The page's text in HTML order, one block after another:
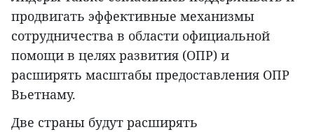
продвигать эффективные механизмы
сотрудничества в области официальной
помощи в целях развития (ОПР) и
расширять масштабы предоставления ОПР
Вьетнаму.
Две страны будут расширять